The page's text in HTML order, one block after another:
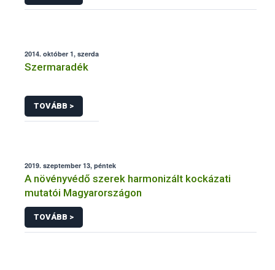
2014. október 1, szerda
Szermaradék
TOVÁBB >
2019. szeptember 13, péntek
A növényvédő szerek harmonizált kockázati
mutatói Magyarországon
TOVÁBB >